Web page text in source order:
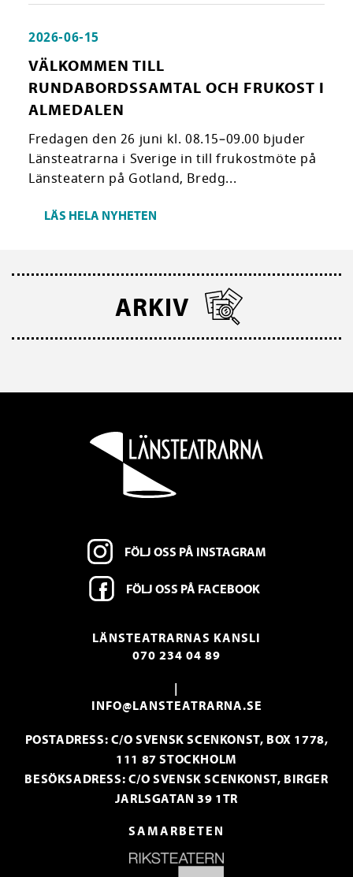
2026-06-15
VÄLKOMMEN TILL
RUNDABORDSSAMTAL OCH FRUKOST I
ALMEDALEN
Fredagen den 26 juni kl. 08.15–09.00 bjuder
Länsteatrarna i Sverige in till frukostmöte på
Länsteatern på Gotland, Bredg...
LÄS HELA NYHETEN
ARKIV
FÖLJ OSS PÅ INSTAGRAM
FÖLJ OSS PÅ FACEBOOK
LÄNSTEATRARNAS KANSLI
070 234 04 89
|
INFO@LANSTEATRARNA.SE
POSTADRESS: C/O SVENSK SCENKONST, BOX 1778,
111 87 STOCKHOLM
BESÖKSADRESS: C/O SVENSK SCENKONST, BIRGER
JARLSGATAN 39 1TR
SAMARBETEN